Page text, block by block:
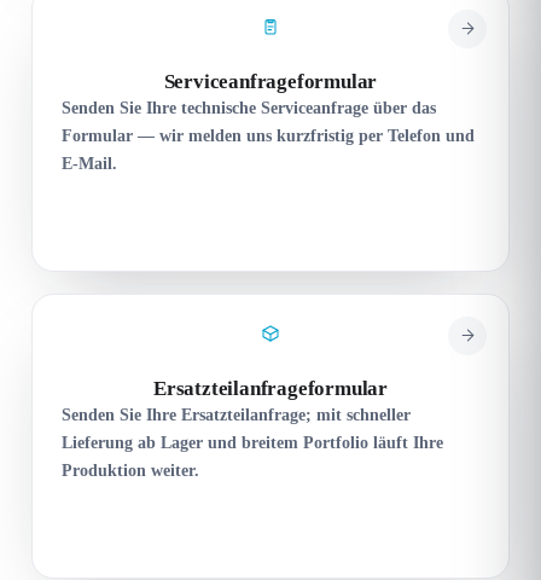
Serviceanfrageformular
Senden Sie Ihre technische Serviceanfrage über das
Formular — wir melden uns kurzfristig per Telefon und
E-Mail.
Ersatzteilanfrageformular
Senden Sie Ihre Ersatzteilanfrage; mit schneller
Lieferung ab Lager und breitem Portfolio läuft Ihre
Produktion weiter.